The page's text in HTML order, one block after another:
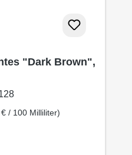
"Dark Brown",
/ 100 Milliliter)